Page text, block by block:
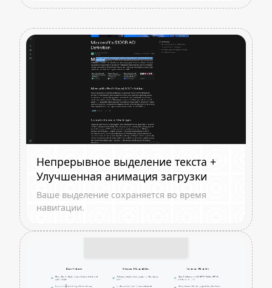
Непрерывное выделение текста +
Улучшенная анимация загрузки
Ваше выделение сохраняется во время
навигации.